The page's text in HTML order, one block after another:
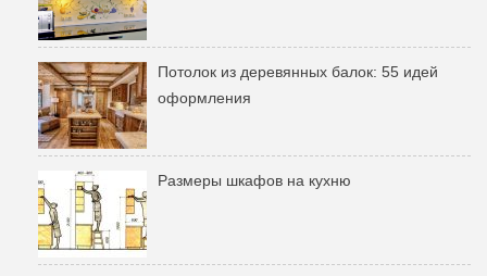
Потолок из деревянных балок: 55 идей
оформления
Размеры шкафов на кухню